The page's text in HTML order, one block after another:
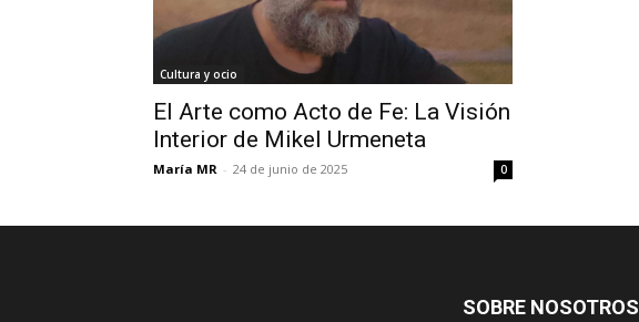
Cultura y ocio
El Arte como Acto de Fe: La Visión
Interior de Mikel Urmeneta
María MR - 24 de junio de 2025 0
SOBRE NOSOTROS